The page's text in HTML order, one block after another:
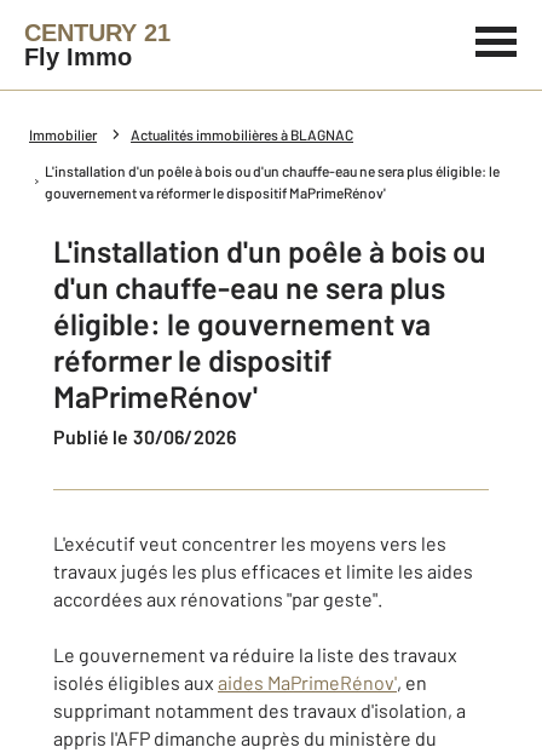
CENTURY 21
Fly Immo
Immobilier Actualités immobilières à BLAGNAC
L'installation d'un poêle à bois ou d'un chauffe-eau ne sera plus éligible: le
gouvernement va réformer le dispositif MaPrimeRénov'
L'installation d'un poêle à bois ou
d'un chauffe-eau ne sera plus
éligible: le gouvernement va
réformer le dispositif
MaPrimeRénov'
Publié le 30/06/2026
L'exécutif veut concentrer les moyens vers les
travaux jugés les plus efficaces et limite les aides
accordées aux rénovations "par geste".
Le gouvernement va réduire la liste des travaux
isolés éligibles aux aides MaPrimeRénov', en
supprimant notamment des travaux d'isolation, a
appris l'AFP dimanche auprès du ministère du